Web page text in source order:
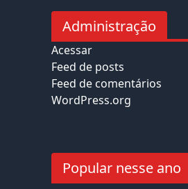
Administração
Acessar
Feed de posts
Feed de comentários
WordPress.org
Popular nesse ano